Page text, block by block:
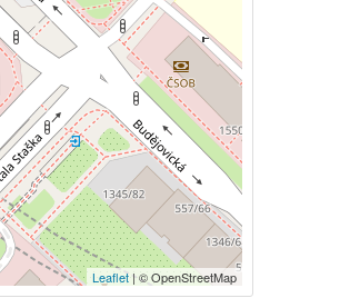
Leaflet| © OpenStreetMap